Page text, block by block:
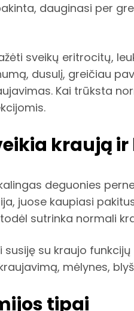
dauginasi per
sveikų eritrocitų,
dusulį, greičiau
Kai trūksta
kraują
deguonies
juose kaupiasi
sutrinka normali
su kraujo
mėlynes,
tipai